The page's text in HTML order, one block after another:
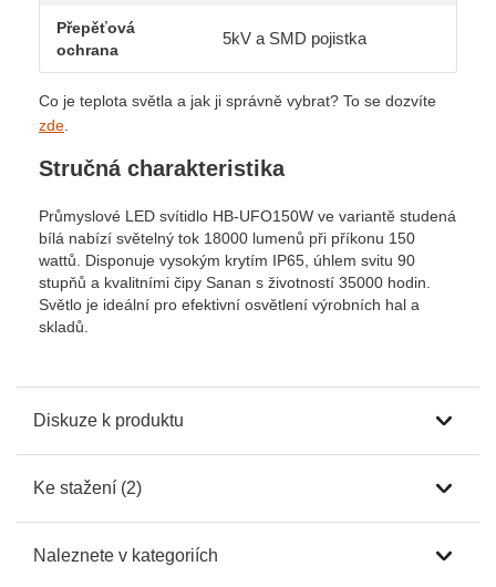
Přepěťová
ochrana
5kV a SMD pojistka
Co je teplota světla a jak ji správně vybrat? To se dozvíte
zde
Stručná charakteristika
Průmyslové LED svítidlo HB-UFO150W ve variantě studená
bílá nabízí světelný tok 18000 lumenů při příkonu 150
wattů. Disponuje vysokým krytím IP65, úhlem svitu 90
stupňů a kvalitními čipy Sanan s životností 35000 hodin.
Světlo je ideální pro efektivní osvětlení výrobních hal a
skladů.
Diskuze k produktu
Ke stažení (2)
Naleznete v kategoriích